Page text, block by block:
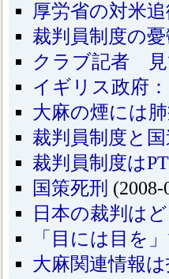
厚労省の対米
裁判員制度の
クラブ記者 見
イギリス政府
大麻の煙には
裁判員制度と
裁判員制度は
国策死刑 (2008-
日本の裁判は
「目には目を
大麻関連情報